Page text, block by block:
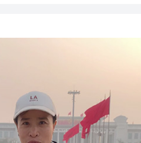
會第19屆合唱節在中山啟幕
」破譯合唱音色密碼
《功夫女足》觀眾看得開心